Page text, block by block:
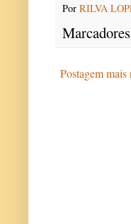
Por RILVA
Postagem mais